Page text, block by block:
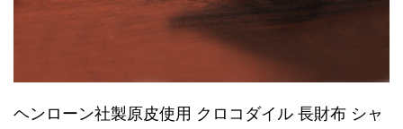
ヘンローン社製原皮使用 クロコダイル 長財布 シャ